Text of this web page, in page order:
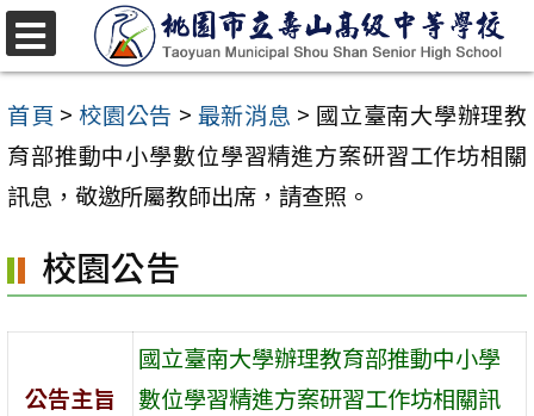
跳
至
主
要
內
區
首頁 > 校園公告 > 最新消息 > 國立臺南大學辦理教
育部推動中小學數位學習精進方案研習工作坊相關
訊息，敬邀所屬教師出席，請查照。
校園公告
公告主旨
國立臺南大學辦理教育部推動中小學
數位學習精進方案研習工作坊相關訊
選
單